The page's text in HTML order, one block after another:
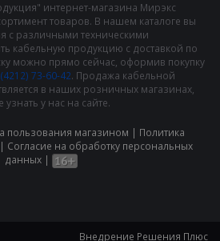
интернет-магазина Мирэкс
товаров. В нашем каталоге вы
с различными техническими
кабельную продукцию с доставкой по
можно прямо сейчас, оформив покупку
(4212) 73-60-42. Продажа кабельной
в наших розничных магазинах,
у нас на сайте.
пользования магазином | Политика
| Cогласие на обработку персональных
данных|
Внедрение Решения Плюс